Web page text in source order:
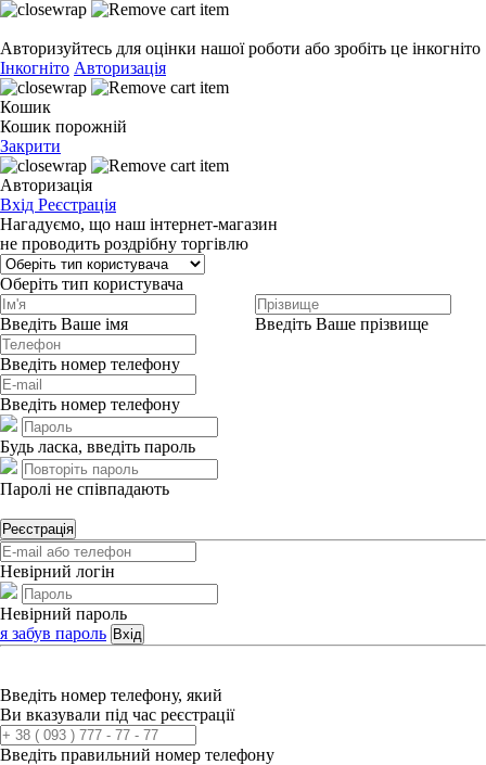
Авторизуйтесь для оцінки нашої роботи або зробіть це інкогніто
Інкогніто Авторизація
Кошик
Кошик порожній
Закрити
Авторизація
Вхід Реєстрація
Нагадуємо, що наш інтернет-магазин
не проводить роздрібну торгівлю
Оберіть тип користувача
Введіть Ваше імя Введіть Ваше прізвище
Введіть номер телефону
Введіть номер телефону
Будь ласка, введіть пароль
Паролі не співпадають
Реєстрація
Невірний логін
Невірний пароль
я забув пароль Вхід
Введіть номер телефону, який
Ви вказували під час реєстрації
Введіть правильний номер телефону